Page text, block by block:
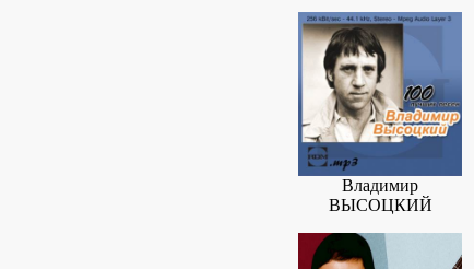
Владимир
ВЫСОЦКИЙ